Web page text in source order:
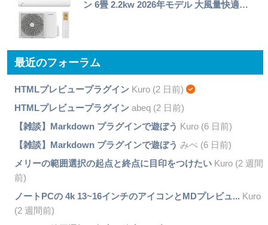
ン 6畳 2.2kw 2026年モデル 大風量快適…
最近のフォーラム
HTMLプレビュープラグインKuro (2 日前)
HTMLプレビュープラグインabeq (2 日前)
【雑談】Markdown プラグインで遊ぼう Kuro (6 日前)
【雑談】Markdown プラグインで遊ぼう みぺ (6 日前)
メリーの範囲選択の起点と終点に目印をつけたいKuro (2 週間
前)
ノートPCの 4k 13~16インチのアイコンとMDプレビュ... Kuro
(2 週間前)